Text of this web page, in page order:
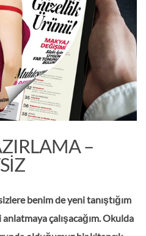
–
benim de yeni tanıştığım
çalışacağım. Okulda